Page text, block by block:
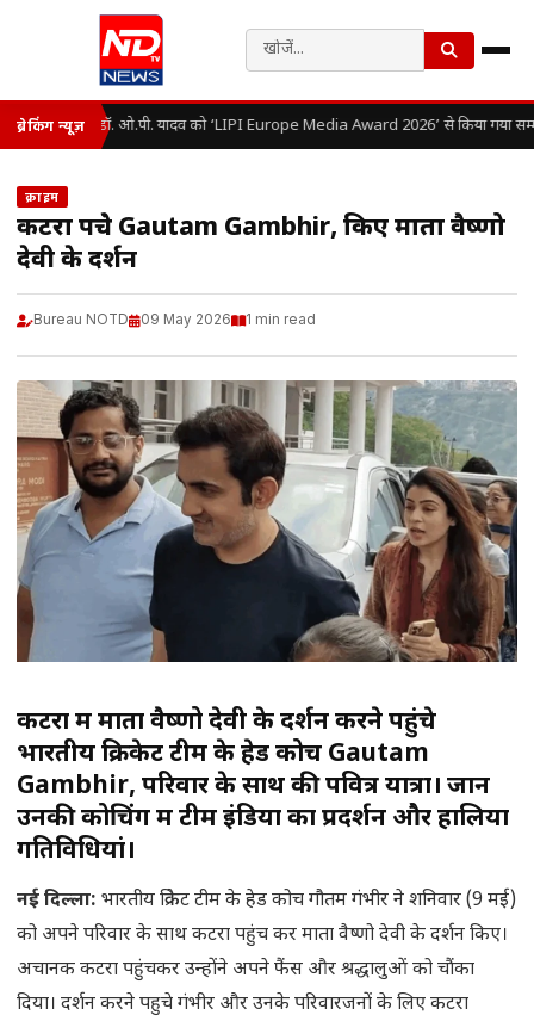
ब्रेकिंग न्यूज़ डॉ. ओ.पी. यादव को ‘LIPI Europe Media Award 2026’ से किया गया
क्राइम
कटरा पहुंचे Gautam Gambhir, किए माता वैष्णो
देवी के दर्शन
Bureau NOTD 09 May 2026 1 min read
कटरा में माता वैष्णो देवी के दर्शन करने पहुंचे
भारतीय क्रिकेट टीम के हेड कोच Gautam
Gambhir, परिवार के साथ की पवित्र यात्रा। जानें
उनकी कोचिंग में टीम इंडिया का प्रदर्शन और हालिया
गतिविधियां।
नई दिल्ला: भारतीय क्रिकेट टीम के हेड कोच गौतम गंभीर ने शनिवार (9 मई)
को अपने परिवार के साथ कटरा पहुंच कर माता वैष्णो देवी के दर्शन किए।
अचानक कटरा पहुंचकर उन्होंने अपने फैंस और श्रद्धालुओं को चौंका
दिया। दर्शन करने पहुचे गंभीर और उनके परिवारजनों के लिए कटरा